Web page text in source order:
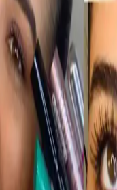
hacim ve uzunluk
ürünlerdir. Kaliteli
makyaj rutininizin
Güvenli Rimel
Gerekenler
rimel seçiminde
İçerik kontrolü ve
önemlidir.
Kullanım İçin
ve Uygun